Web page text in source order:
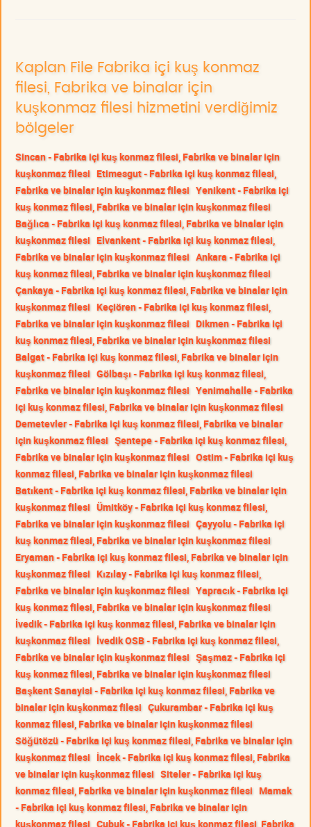
Kaplan File Fabrika içi kuş konmaz
filesi, Fabrika ve binalar için
kuşkonmaz filesi hizmetini verdiğimiz
bölgeler
Sincan - Fabrika içi kuş konmaz filesi, Fabrika ve binalar için
kuşkonmaz filesi Etimesgut - Fabrika içi kuş konmaz filesi,
Fabrika ve binalar için kuşkonmaz filesi Yenikent - Fabrika içi
kuş konmaz filesi, Fabrika ve binalar için kuşkonmaz filesi
Bağlıca - Fabrika içi kuş konmaz filesi, Fabrika ve binalar için
kuşkonmaz filesi Elvankent - Fabrika içi kuş konmaz filesi,
Fabrika ve binalar için kuşkonmaz filesi Ankara - Fabrika içi
kuş konmaz filesi, Fabrika ve binalar için kuşkonmaz filesi
Çankaya - Fabrika içi kuş konmaz filesi, Fabrika ve binalar için
kuşkonmaz filesi Keçiören - Fabrika içi kuş konmaz filesi,
Fabrika ve binalar için kuşkonmaz filesi Dikmen - Fabrika içi
kuş konmaz filesi, Fabrika ve binalar için kuşkonmaz filesi
Balgat - Fabrika içi kuş konmaz filesi, Fabrika ve binalar için
kuşkonmaz filesi Gölbaşı - Fabrika içi kuş konmaz filesi,
Fabrika ve binalar için kuşkonmaz filesi Yenimahalle - Fabrika
içi kuş konmaz filesi, Fabrika ve binalar için kuşkonmaz filesi
Demetevler - Fabrika içi kuş konmaz filesi, Fabrika ve binalar
için kuşkonmaz filesi Şentepe - Fabrika içi kuş konmaz filesi,
Fabrika ve binalar için kuşkonmaz filesi Ostim - Fabrika içi kuş
konmaz filesi, Fabrika ve binalar için kuşkonmaz filesi
Batıkent - Fabrika içi kuş konmaz filesi, Fabrika ve binalar için
kuşkonmaz filesi Ümitköy - Fabrika içi kuş konmaz filesi,
Fabrika ve binalar için kuşkonmaz filesi Çayyolu - Fabrika içi
kuş konmaz filesi, Fabrika ve binalar için kuşkonmaz filesi
Eryaman - Fabrika içi kuş konmaz filesi, Fabrika ve binalar için
kuşkonmaz filesi Kızılay - Fabrika içi kuş konmaz filesi,
Fabrika ve binalar için kuşkonmaz filesi Yapracık - Fabrika içi
kuş konmaz filesi, Fabrika ve binalar için kuşkonmaz filesi
İvedik - Fabrika içi kuş konmaz filesi, Fabrika ve binalar için
kuşkonmaz filesi İvedik OSB - Fabrika içi kuş konmaz filesi,
Fabrika ve binalar için kuşkonmaz filesi Şaşmaz - Fabrika içi
kuş konmaz filesi, Fabrika ve binalar için kuşkonmaz filesi
Başkent Sanayisi - Fabrika içi kuş konmaz filesi, Fabrika ve
binalar için kuşkonmaz filesi Çukurambar - Fabrika içi kuş
konmaz filesi, Fabrika ve binalar için kuşkonmaz filesi
Söğütözü - Fabrika içi kuş konmaz filesi, Fabrika ve binalar için
kuşkonmaz filesi İncek - Fabrika içi kuş konmaz filesi, Fabrika
ve binalar için kuşkonmaz filesi Siteler - Fabrika içi kuş
konmaz filesi, Fabrika ve binalar için kuşkonmaz filesi Mamak
- Fabrika içi kuş konmaz filesi, Fabrika ve binalar için
kuşkonmaz filesi Çubuk - Fabrika içi kuş konmaz filesi, Fabrika